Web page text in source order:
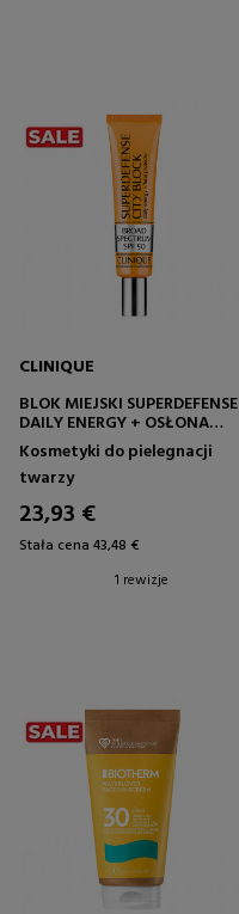
CLINIQUE
BLOK MIEJSKI SUPERDEFENSE
DAILY ENERGY + OSŁONA
TWARZY SPF 50
Kosmetyki do pielegnacji
twarzy
23,93 €
Stała cena 43,48 €
1 rewizje